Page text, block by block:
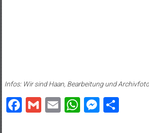
Infos: Wir sind Haan, Bearbeitung und
Facebook
Gmail
EmailWhatsApp
Teilen